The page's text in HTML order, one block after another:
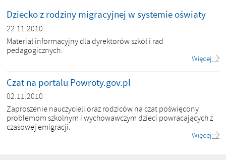
Dziecko z rodziny migracyjnej w systemie oświaty
22.11.2010
Materiał informacyjny dla dyrektorów szkół i rad
pedagogicznych.
Więcej
Czat na portalu Powroty.gov.pl
02.11.2010
Zaproszenie nauczycieli oraz rodziców na czat poświęcony
problemom szkolnym i wychowawczym dzieci powracających z
czasowej emigracji.
Więcej